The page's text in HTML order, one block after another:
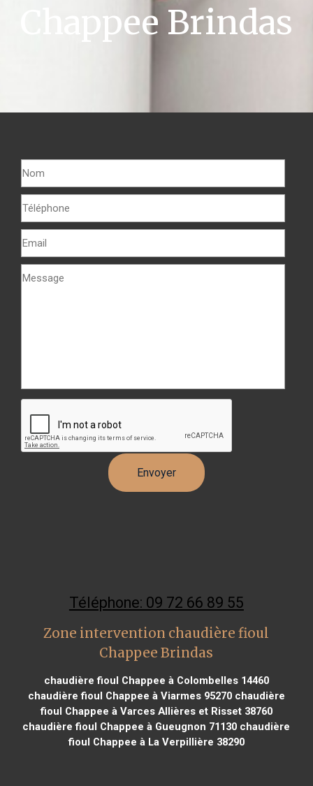
Chappee Brindas
Téléphone: 09 72 66 89 55
Zone intervention chaudière fioul
Chappee Brindas
chaudière fioul Chappee à Colombelles 14460
chaudière fioul Chappee à Viarmes 95270chaudière
fioul Chappee à Varces Allières et Risset 38760
chaudière fioul Chappee à Gueugnon 71130 chaudière
fioul Chappee à La Verpillière 38290